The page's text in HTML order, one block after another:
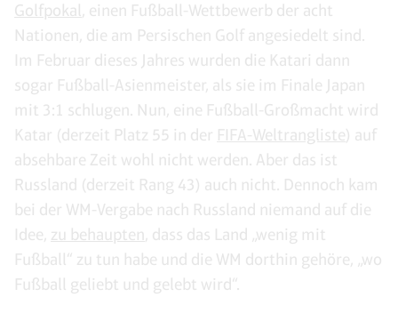
Golfpokal , einen Fußball-Wettbewerb der acht
Nationen, die am Persischen Golf angesiedelt sind.
Im Februar dieses Jahres wurden die Katari dann
sogar Fußball-Asienmeister, als sie im Finale Japan
mit 3:1 schlugen. Nun, eine Fußball-Großmacht wird
Katar (derzeit Platz 55 in der FIFA-Weltrangliste) auf
absehbare Zeit wohl nicht werden. Aber das ist
Russland (derzeit Rang 43) auch nicht. Dennoch kam
bei der WM-Vergabe nach Russland niemand auf die
Idee, zu behaupten, dass das Land „wenig mit
Fußball“ zu tun habe und die WM dorthin gehöre, „wo
Fußball geliebt und gelebt wird“.